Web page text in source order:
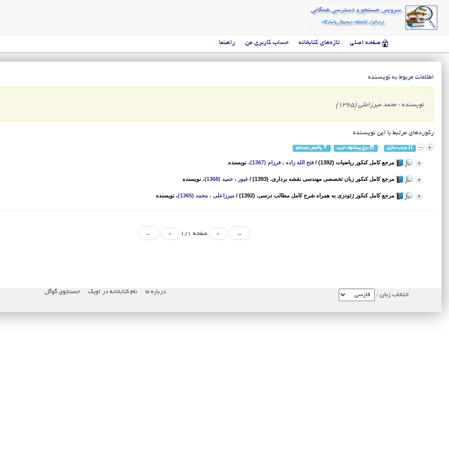
صفحه اصلی تازه‌های کتابخانه حساب کاربری من راهنما
اطلاعات مربوط به نویسنده
نویسنده : محمد میرزاعلی (1365)
رکوردهای مرتبط با این نویسنده
مرتب سازی درج پیشنهاد خرید پالایش جستجو
مرجع کامل کنکور ریاضیات (1392) / فتح الله زاده ، فرزام (1367) ، نویسنده
مرجع کامل کنکور زبان تخصصی مهندسی نقشه برداری. (1393) / غیور ، حمید (1368) ، نویسنده
مرجع کامل کنکور ژئودزی به همراه شرح کامل مطالب درسی. (1392) / میرزاعلی ، محمد (1365) ، نویسنده
→
« صفحه 1/1 »
←
درباره ما نام کتابخانه در اوپک جستجوی گوگل انتخاب زبان :